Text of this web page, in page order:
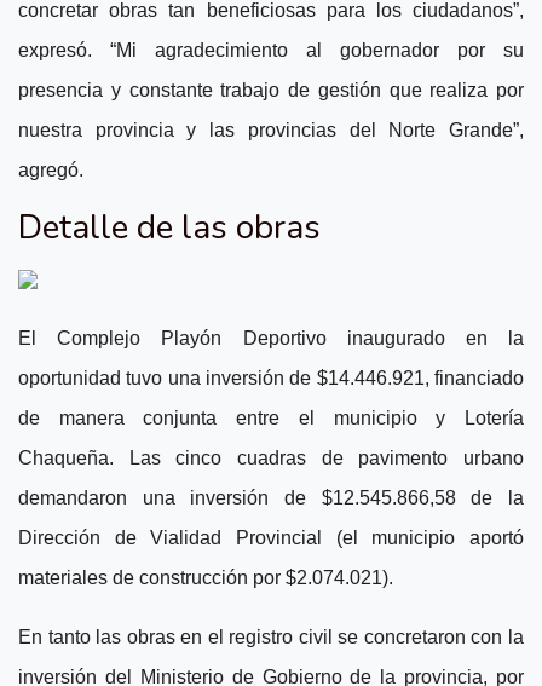
concretar obras tan beneficiosas para los ciudadanos”,
expresó. “Mi agradecimiento al gobernador por su
presencia y constante trabajo de gestión que realiza por
nuestra provincia y las provincias del Norte Grande”,
agregó.
Detalle de las obras
El Complejo Playón Deportivo inaugurado en la
oportunidad tuvo una inversión de $14.446.921, financiado
de manera conjunta entre el municipio y Lotería
Chaqueña.
Las cinco cuadras de pavimento urbano
demandaron una inversión de $12.545.866,58 de la
Dirección de Vialidad Provincial (el municipio aportó
materiales de construcción por $2.074.021).
En tanto las obras en el registro civil se concretaron con la
inversión del Ministerio de Gobierno de la provincia, por